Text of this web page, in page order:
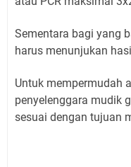
Sementara bagi yang
harus menunjukan
Untuk mempermudah
penyelenggara mudik
sesuai dengan tujuan